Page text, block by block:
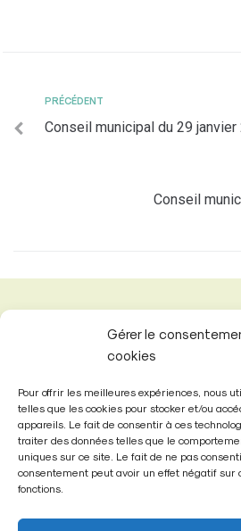
Gérer le
cookies
Pour offrir les meilleures expériences, nous
telles que les cookies pour stocker et/ou
appareils. Le fait de consentir à ces
traiter des données telles que le
uniques sur ce site. Le fait de ne pas
consentement peut avoir un effet négatif
fonctions.
PRÉCÉDENT
Conseil municipal du 29 janvier
Conseil
Mairie de